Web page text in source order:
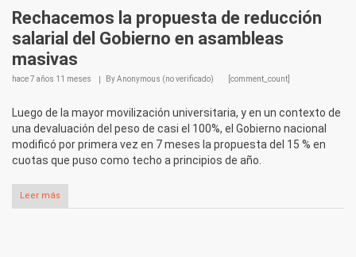
Rechacemos la propuesta de reducción
salarial del Gobierno en asambleas
masivas
hace7 años 11 meses ByAnonymous (no verificado) [comment_count]
Luego de la mayor movilización universitaria, y en un contexto de
una devaluación del peso de casi el 100%, el Gobierno nacional
modificó por primera vez en 7 meses la propuesta del 15 % en
cuotas que puso como techo a principios de año.
Leer más